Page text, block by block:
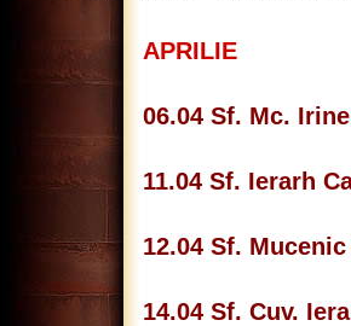
APRILIE
06.04 Sf. Mc.
11.04 Sf. Ierarh
12.04 Sf.
14.04 Sf. Cuv.